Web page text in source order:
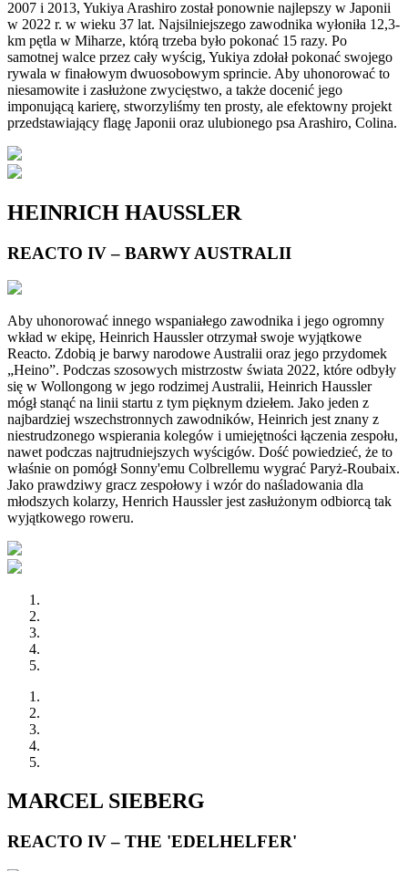
2007 i 2013, Yukiya Arashiro został ponownie najlepszy w Japonii
w 2022 r. w wieku 37 lat. Najsilniejszego zawodnika wyłoniła 12,3-
km pętla w Miharze, którą trzeba było pokonać 15 razy. Po
samotnej walce przez cały wyścig, Yukiya zdołał pokonać swojego
rywala w finałowym dwuosobowym sprincie. Aby uhonorować to
niesamowite i zasłużone zwycięstwo, a także docenić jego
imponującą karierę, stworzyliśmy ten prosty, ale efektowny projekt
przedstawiający flagę Japonii oraz ulubionego psa Arashiro, Colina.
HEINRICH HAUSSLER
REACTO IV – BARWY AUSTRALII
Aby uhonorować innego wspaniałego zawodnika i jego ogromny
wkład w ekipę, Heinrich Haussler otrzymał swoje wyjątkowe
Reacto. Zdobią je barwy narodowe Australii oraz jego przydomek
„Heino”. Podczas szosowych mistrzostw świata 2022, które odbyły
się w Wollongong w jego rodzimej Australii, Heinrich Haussler
mógł stanąć na linii startu z tym pięknym dziełem. Jako jeden z
najbardziej wszechstronnych zawodników, Heinrich jest znany z
niestrudzonego wspierania kolegów i umiejętności łączenia zespołu,
nawet podczas najtrudniejszych wyścigów. Dość powiedzieć, że to
właśnie on pomógł Sonny'emu Colbrellemu wygrać Paryż-Roubaix.
Jako prawdziwy gracz zespołowy i wzór do naśladowania dla
młodszych kolarzy, Henrich Haussler jest zasłużonym odbiorcą tak
wyjątkowego roweru.
MARCEL SIEBERG
REACTO IV – THE 'EDELHELFER'